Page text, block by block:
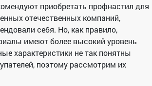
приобретать профнастил для
отечественных компаний,
себя. Но, как правило,
имеют более высокий уровень
характеристики не так понятны
поэтому рассмотрим их